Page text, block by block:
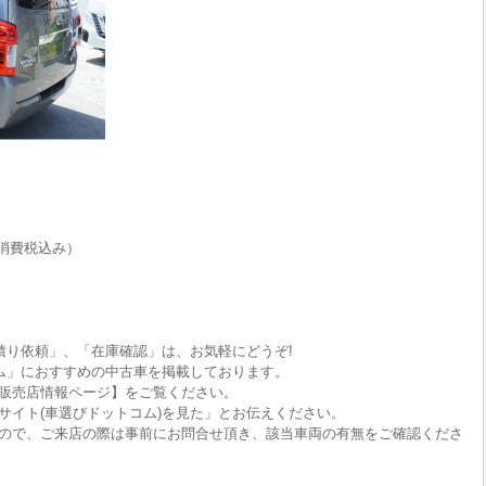
費税込み）
依頼」、「在庫確認」は、お気軽にどうぞ!
におすすめの中古車を掲載しております。
店情報ページ】をご覧ください。
ト(車選びドットコム)を見た」とお伝えください。
で、ご来店の際は事前にお問合せ頂き、該当車両の有無をご確認くださ